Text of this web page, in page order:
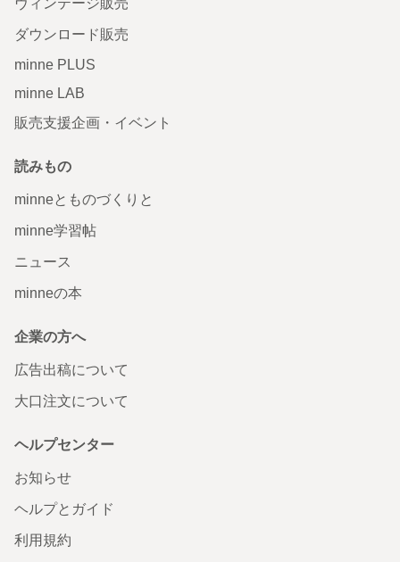
ダウンロード販売
minne PLUS
minne LAB
販売支援企画・イベント
読みもの
minneとものづくりと
minne学習帖
ニュース
minneの本
企業の方へ
広告出稿について
大口注文について
ヘルプセンター
お知らせ
ヘルプとガイド
利用規約